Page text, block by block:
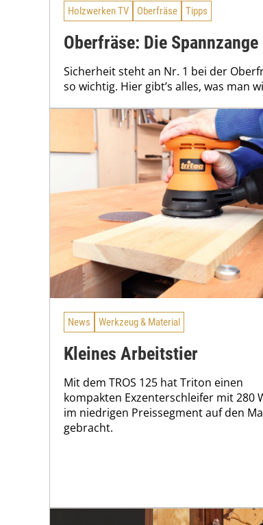
Holzwerken TV Oberfräse Tipps
Oberfräse: Die
Sicherheit steht an Nr. 1 bei der
so wichtig. Hier gibt’s alles, was man
News Werkzeug & Material
Kleines Arbeitstier
Mit dem TROS 125 hat Triton einen
kompakten Exzenterschleifer mit 280
im niedrigen Preissegment auf den
gebracht.